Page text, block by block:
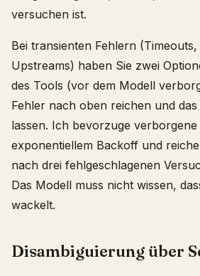
versuchen ist.
Bei transienten Fehlern
Upstreams) haben Sie zwei
des Tools (vor dem Modell
Fehler nach oben reichen und
lassen. Ich bevorzuge verborgene
exponentiellem Backoff und
nach drei fehlgeschlagenen
Das Modell muss nicht wissen,
wackelt.
Disambiguierung über